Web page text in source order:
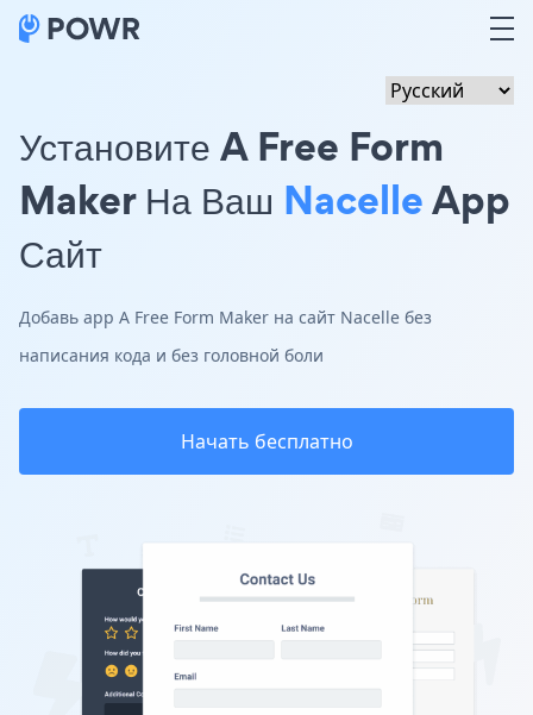
Установите A Free Form
Maker На Ваш NacelleApp
Сайт
Добавь app A Free Form Maker на сайт Nacelle без
написания кода и без головной боли
Начать бесплатно